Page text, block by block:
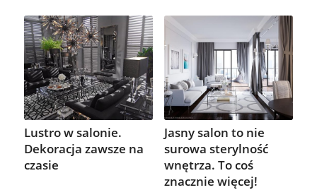
Lustro w salonie.
Dekoracja zawsze na
czasie
Jasny salon to nie
surowa sterylność
wnętrza. To coś
znacznie więcej!